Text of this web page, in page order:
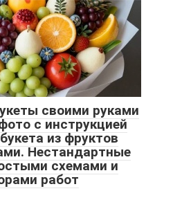
своими руками
с инструкцией
из фруктов
Нестандартные
схемами и
работ